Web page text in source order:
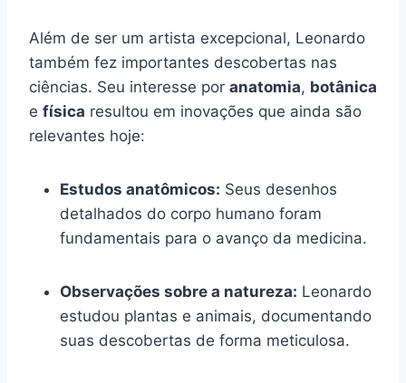
Além de ser um artista excepcional, Leonardo
também fez importantes descobertas nas
ciências. Seu interesse por anatomia, botânica
e física resultou em inovações que ainda são
relevantes hoje:
Estudos anatômicos: Seus desenhos
detalhados do corpo humano foram
fundamentais para o avanço da medicina.
Observações sobre a natureza: Leonardo
estudou plantas e animais, documentando
suas descobertas de forma meticulosa.